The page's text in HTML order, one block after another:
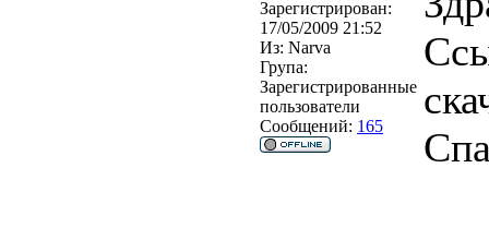
Зарегистрирован:
17/05/2009 21:52
Из: Narva
Група:
Зарегистрированные
пользователи
Сообщений: 165